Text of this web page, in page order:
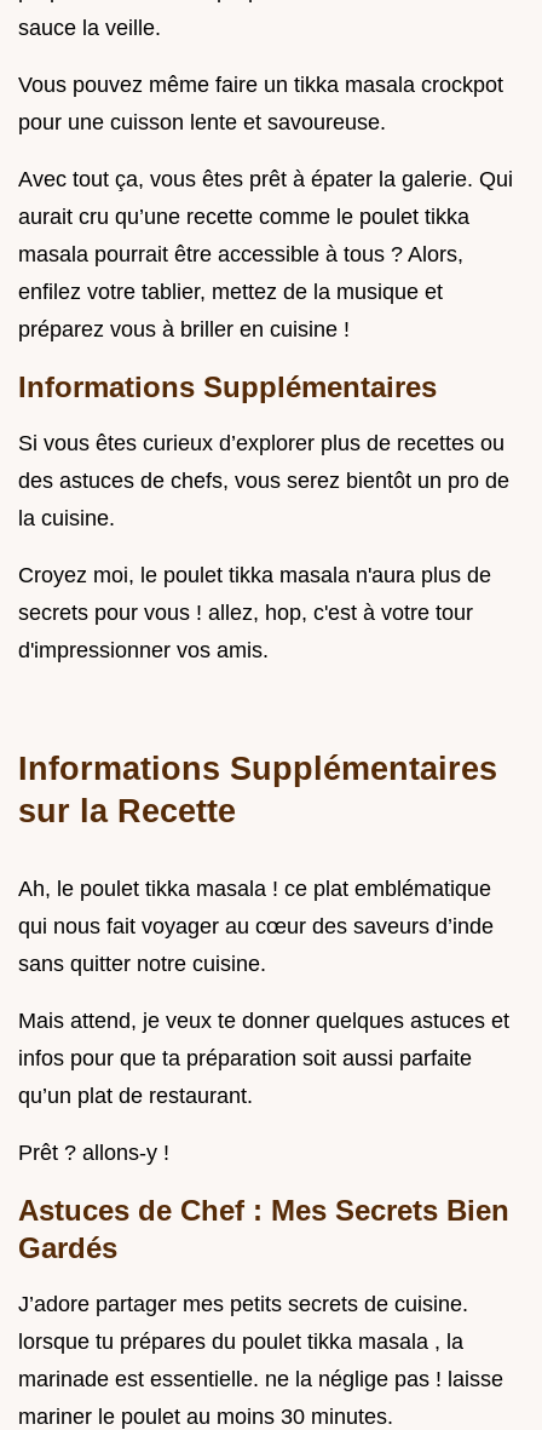
sauce la veille.
Vous pouvez même faire un tikka masala crockpot
pour une cuisson lente et savoureuse.
Avec tout ça, vous êtes prêt à épater la galerie. Qui
aurait cru qu’une recette comme le poulet tikka
masala pourrait être accessible à tous ? Alors,
enfilez votre tablier, mettez de la musique et
préparez vous à briller en cuisine !
Informations Supplémentaires
Si vous êtes curieux d’explorer plus de recettes ou
des astuces de chefs, vous serez bientôt un pro de
la cuisine.
Croyez moi, le poulet tikka masala n'aura plus de
secrets pour vous ! allez, hop, c'est à votre tour
d'impressionner vos amis.
Informations Supplémentaires
sur la Recette
Ah, le poulet tikka masala ! ce plat emblématique
qui nous fait voyager au cœur des saveurs d’inde
sans quitter notre cuisine.
Mais attend, je veux te donner quelques astuces et
infos pour que ta préparation soit aussi parfaite
qu’un plat de restaurant.
Prêt ? allons-y !
Astuces de Chef : Mes Secrets Bien
Gardés
J’adore partager mes petits secrets de cuisine.
lorsque tu prépares du poulet tikka masala , la
marinade est essentielle. ne la néglige pas ! laisse
mariner le poulet au moins 30 minutes.